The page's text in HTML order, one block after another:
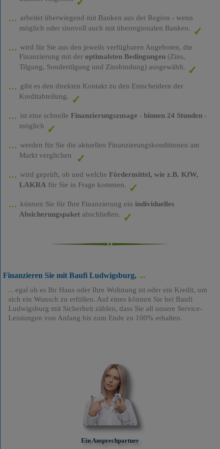
arbeitet überwiegend mit Banken aus der Region - wenn
möglich oder sinnvoll auch mit überregionalen Banken.
wird für Sie aus den jeweils verfügbaren Angeboten, die
Finanzierung mit der optimalsten Bedingungen(Zins,
Tilgung, Sondertilgung und Zinsbindung) ausgewählt.
gibt es den direkten Kontakt zu den Entscheidern der
Kreditabteilung.
ist eine schnelle Finanzierungszusage - binnen 24 Stunden-
möglich
werden für Sie die aktuellen Finanzierungskonditionen am
Markt verglichen
wird geprüft, ob und welche Fördermittel, wie z.B. KfW,
LAKRA für Sie in Frage kommen.
können Sie für Ihre Finanzierung ein individuelles
Absicherungspaketabschließen.
Finanzieren Sie mit Baufi Ludwigsburg,
egal ob es Ihr Haus oder Ihre Wohnung ist oder ein Kredit, um
sich ein Wunsch zu erfüllen. Auf eines können Sie bei Baufi
Ludwigsburg mit Sicherheit zählen, dass Sie all unsere Service-
Leistungen von Anfang bis zum Ende zu 100% erhalten.
Ein Ansprechpartner